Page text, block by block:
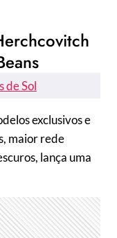
de Sol
exclusivos e
maior rede
lança uma